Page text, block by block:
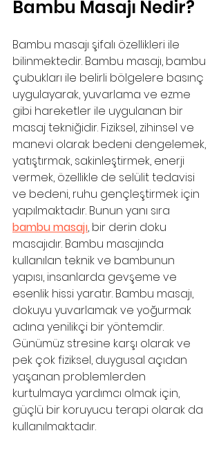
Bambu Masajı Nedir?
Bambu masajı şifalı özellikleri ile
bilinmektedir. Bambu masajı, bambu
çubukları ile belirli bölgelere basınç
uygulayarak, yuvarlama ve ezme
gibi hareketler ile uygulanan bir
masaj tekniğidir. Fiziksel, zihinsel ve
manevi olarak bedeni dengelemek,
yatıştırmak, sakinleştirmek, enerji
vermek, özellikle de selülit tedavisi
ve bedeni, ruhu gençleştirmek için
yapılmaktadır. Bunun yanı sıra
bambu masajı, bir derin doku
masajıdır. Bambu masajında
kullanılan teknik ve bambunun
yapısı, insanlarda gevşeme ve
esenlik hissi yaratır. Bambu masajı,
dokuyu yuvarlamak ve yoğurmak
adına yenilikçi bir yöntemdir.
Günümüz stresine karşı olarak ve
pek çok fiziksel, duygusal açıdan
yaşanan problemlerden
kurtulmaya yardımcı olmak için,
güçlü bir koruyucu terapi olarak da
kullanılmaktadır.